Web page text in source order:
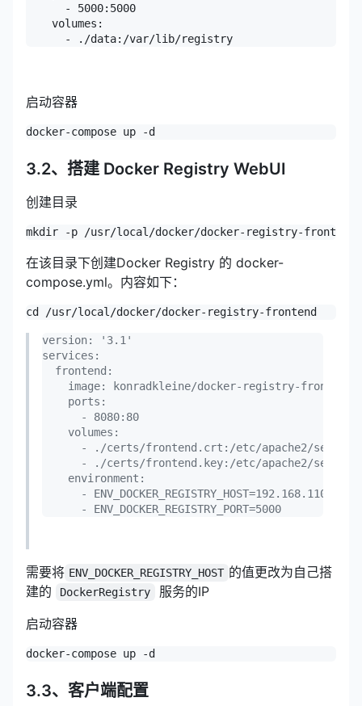
      - 5000:5000
    volumes:
      - ./data:/var/lib/registry
启动容器
docker-compose up -d
3.2、搭建 Docker Registry WebUI
创建目录
mkdir -p /usr/local/docker/docker-registry-frontend
在该目录下创建Docker Registry 的 docker-
compose.yml。内容如下：
cd /usr/local/docker/docker-registry-frontend
version: '3.1'
services:
  frontend:
image: konradkleine/docker-registry-
    ports:
      - 8080:80
    volumes:
- ./certs/frontend.crt:/etc/apache2/
- ./certs/frontend.key:/etc/apache2/
    environment:
-
      - ENV_DOCKER_REGISTRY_PORT=5000
需要将 ENV_DOCKER_REGISTRY_HOST 的值更改为自己搭
建的
DockerRegistry
服务的IP
启动容器
docker-compose up -d
3.3、客户端配置